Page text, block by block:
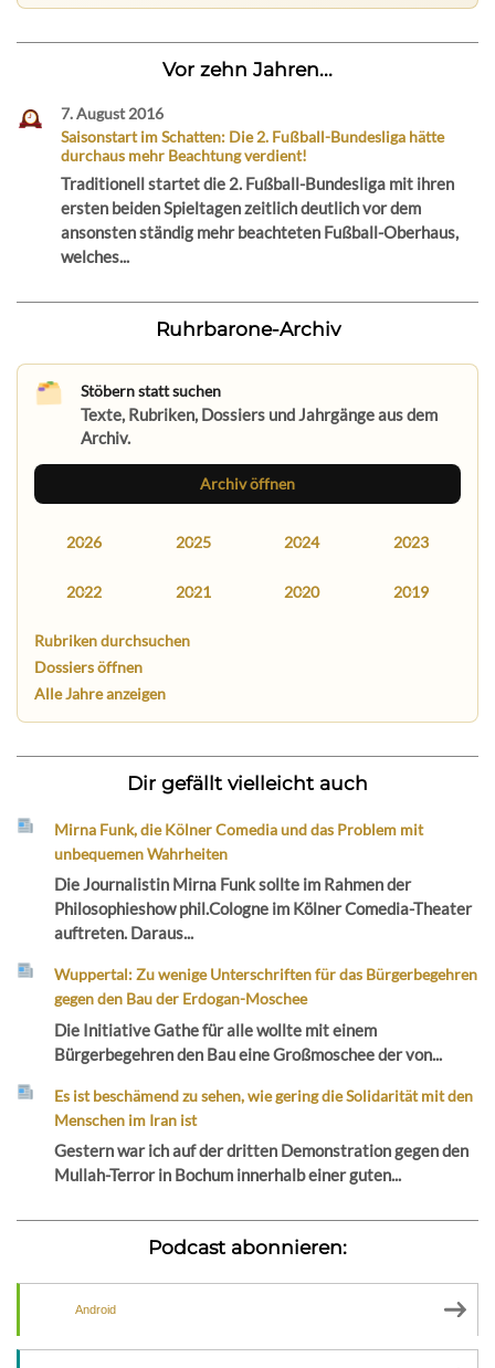
Vor zehn Jahren...
7. August 2016
Saisonstart im Schatten: Die 2. Fußball-Bundesliga hätte
durchaus mehr Beachtung verdient!
Traditionell startet die 2. Fußball-Bundesliga mit ihren
ersten beiden Spieltagen zeitlich deutlich vor dem
ansonsten ständig mehr beachteten Fußball-Oberhaus,
welches...
Ruhrbarone-Archiv
Stöbern statt suchen
Texte, Rubriken, Dossiers und Jahrgänge aus dem
Archiv.
Archiv öffnen
2026 2025 2024 2023
2022 2021 2020 2019
Rubriken durchsuchen
Dossiers öffnen
Alle Jahre anzeigen
Dir gefällt vielleicht auch
Mirna Funk, die Kölner Comedia und das Problem mit
unbequemen Wahrheiten
Die Journalistin Mirna Funk sollte im Rahmen der
Philosophieshow phil.Cologne im Kölner Comedia-Theater
auftreten. Daraus...
Wuppertal: Zu wenige Unterschriften für das Bürgerbegehren
gegen den Bau der Erdogan-Moschee
Die Initiative Gathe für alle wollte mit einem
Bürgerbegehren den Bau eine Großmoschee der von...
Es ist beschämend zu sehen, wie gering die Solidarität mit den
Menschen im Iran ist
Gestern war ich auf der dritten Demonstration gegen den
Mullah-Terror in Bochum innerhalb einer guten...
Podcast abonnieren:
Android